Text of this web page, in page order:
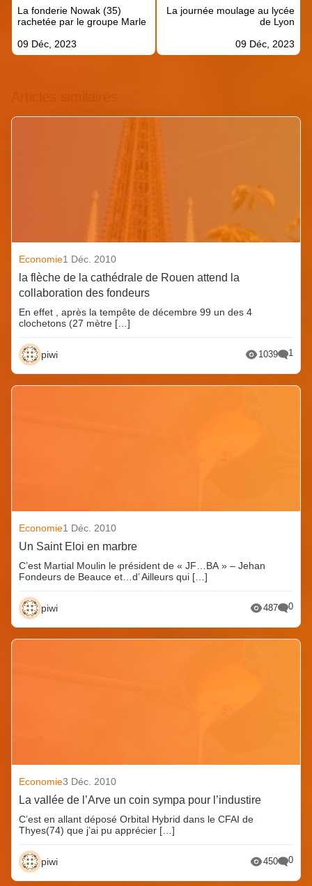
l’article
La fonderie Nowak (35)
rachetée par le groupe Marle
09 Déc, 2023
La journée moulage au lycée
de Lyon
09 Déc, 2023
Economie1 Déc. 2010
la flèche de la cathédrale de Rouen attend la
collaboration des fondeurs
En effet , après la tempête de décembre 99 un des 4
clochetons (27 mètre […]
piwi 1039 1
Economie1 Déc. 2010
Un Saint Eloi en marbre
C’est Martial Moulin le président de « JF…BA » – Jehan
Fondeurs de Beauce et…d’ Ailleurs qui […]
piwi 487 0
Economie3 Déc. 2010
La vallée de l’Arve un coin sympa pour l’industire
C’est en allant déposé Orbital Hybrid dans le CFAI de
Thyes(74) que j’ai pu apprécier […]
piwi 450 0